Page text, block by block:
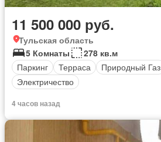
11 500 000 руб.
Тульская область
5 Комнаты
278 кв.м
Паркинг
Терраса Природный Газ
Электричество
4 часов назад